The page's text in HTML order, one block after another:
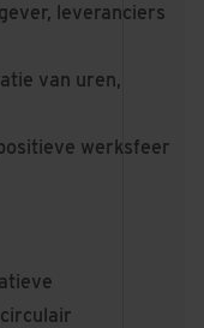
leveranciers
van uren,
werksfeer